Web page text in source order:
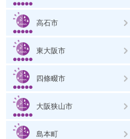
高石市
東大阪市
四條畷市
大阪狭山市
島本町